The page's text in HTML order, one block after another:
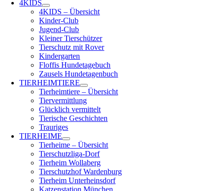
4KIDS
4KIDS – Übersicht
Kinder-Club
Jugend-Club
Kleiner Tierschützer
Tierschutz mit Rover
Kindergarten
Floffis Hundetagebuch
Zausels Hundetagenbuch
TIERHEIMTIERE
Tierheimtiere – Übersicht
Tiervermittlung
Glücklich vermittelt
Tierische Geschichten
Trauriges
TIERHEIME
Tierheime – Übersicht
Tierschutzliga-Dorf
Tierheim Wollaberg
Tierschutzhof Wardenburg
Tierheim Unterheinsdorf
Katzenstation München